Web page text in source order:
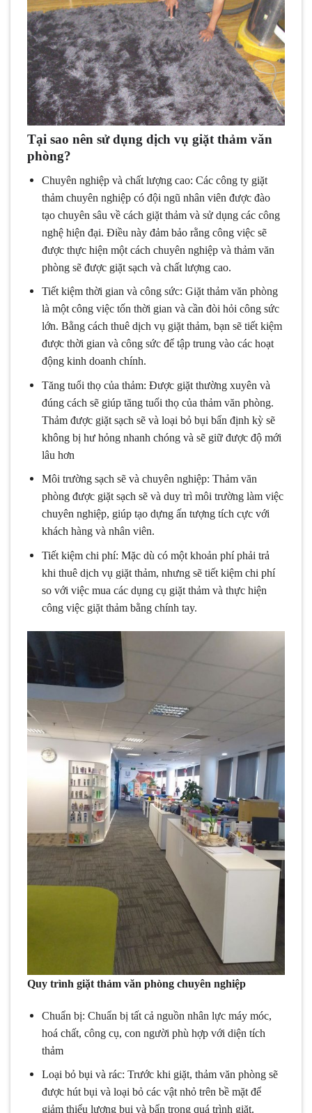
Tại sao nên sử dụng dịch vụ giặt thảm văn
phòng?
Chuyên nghiệp và chất lượng cao: Các công ty giặt
thảm chuyên nghiệp có đội ngũ nhân viên được đào
tạo chuyên sâu về cách giặt thảm và sử dụng các công
nghệ hiện đại. Điều này đảm bảo rằng công việc sẽ
được thực hiện một cách chuyên nghiệp và thảm văn
phòng sẽ được giặt sạch và chất lượng cao.
Tiết kiệm thời gian và công sức: Giặt thảm văn phòng
là một công việc tốn thời gian và cần đòi hỏi công sức
lớn. Bằng cách thuê dịch vụ giặt thảm, bạn sẽ tiết kiệm
được thời gian và công sức để tập trung vào các hoạt
động kinh doanh chính.
Tăng tuổi thọ của thảm: Được giặt thường xuyên và
đúng cách sẽ giúp tăng tuổi thọ của thảm văn phòng.
Thảm được giặt sạch sẽ và loại bỏ bụi bẩn định kỳ sẽ
không bị hư hỏng nhanh chóng và sẽ giữ được độ mới
lâu hơn
Môi trường sạch sẽ và chuyên nghiệp: Thảm văn
phòng được giặt sạch sẽ và duy trì môi trường làm việc
chuyên nghiệp, giúp tạo dựng ấn tượng tích cực với
khách hàng và nhân viên.
Tiết kiệm chi phí: Mặc dù có một khoản phí phải trả
khi thuê dịch vụ giặt thảm, nhưng sẽ tiết kiệm chi phí
so với việc mua các dụng cụ giặt thảm và thực hiện
công việc giặt thảm bằng chính tay.
Quy trình giặt thảm văn phòng chuyên nghiệp
Chuẩn bị: Chuẩn bị tất cả nguồn nhân lực máy móc,
hoá chất, công cụ, con người phù hợp với diện tích
thảm
Loại bỏ bụi và rác: Trước khi giặt, thảm văn phòng sẽ
được hút bụi và loại bỏ các vật nhỏ trên bề mặt để
giảm thiểu lượng bụi và bẩn trong quá trình giặt.